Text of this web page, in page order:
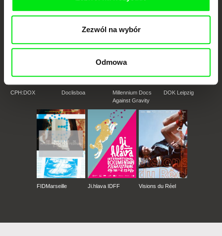
Zezwól na wybór
Odmowa
CPH:DOX Doclisboa
Millennium Docs
Against Gravity
DOK Leipzig
FIDMarseille Ji.hlava IDFF Visions du Réel